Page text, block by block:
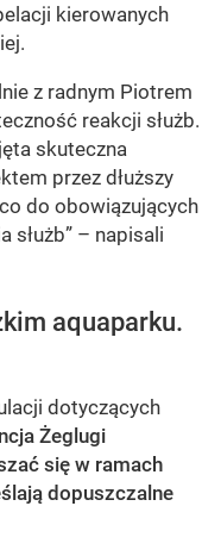
kierowanych
z radnym Piotrem
reakcji służb.
skuteczna
przez dłuższy
do obowiązujących
służb” – napisali
aquaparku.
dotyczących
Żeglugi
się w ramach
dopuszczalne